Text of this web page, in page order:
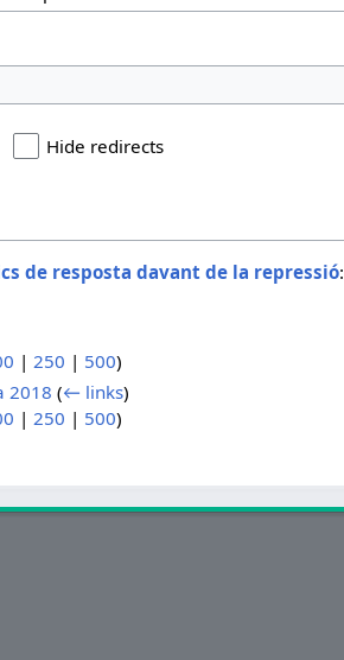
Hide redirects
de resposta davant de la repressió:
| 250 | 500)
2018 (← links)
|250 | 500)